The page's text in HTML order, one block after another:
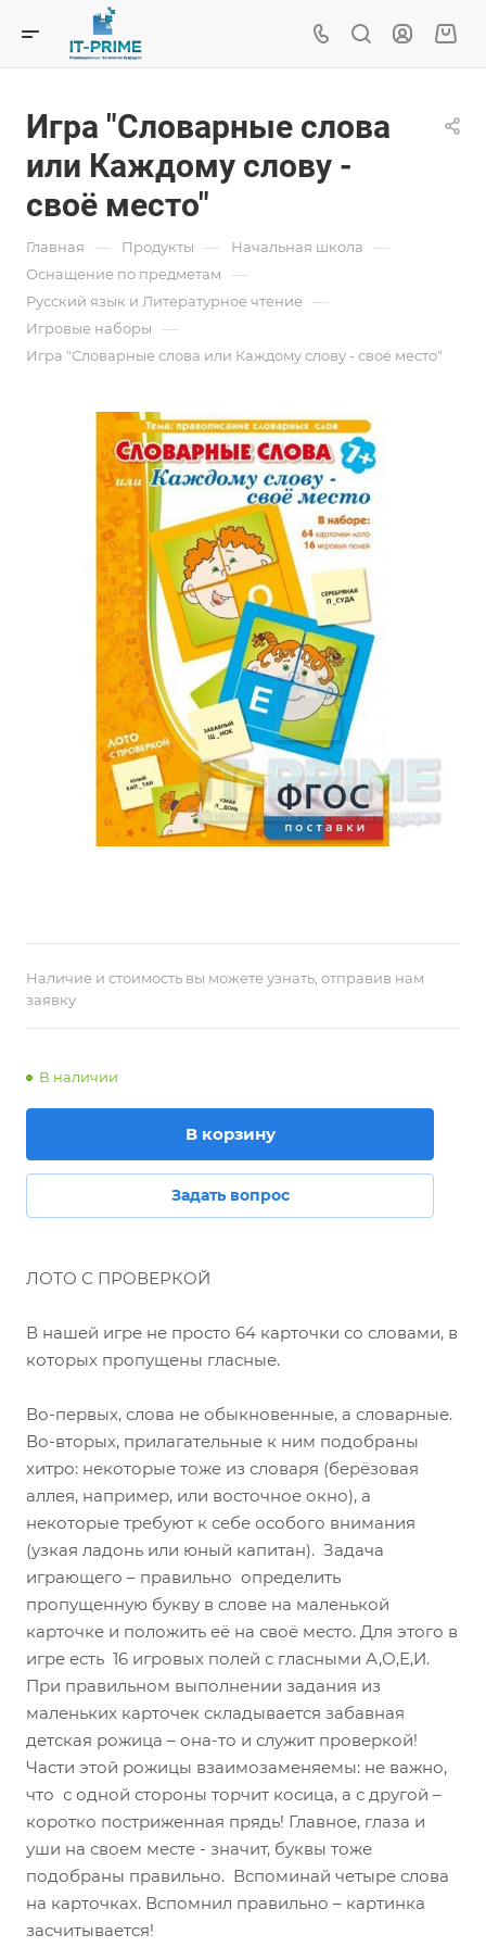
Игра "Словарные слова
или Каждому слову -
своё место"
Главная — Продукты — Начальная школа —
Оснащение по предметам —
Русский язык и Литературное чтение —
Игровые наборы —
Игра "Словарные слова или Каждому слову - своё место"
Наличие и стоимость вы можете узнать, отправив нам
заявку
В наличии
В корзину
Задать вопрос
ЛОТО С ПРОВЕРКОЙ
В нашей игре не просто 64 карточки со словами, в
которых пропущены гласные.
Во-первых, слова не обыкновенные, а словарные.
Во-вторых, прилагательные к ним подобраны
хитро: некоторые тоже из словаря (берёзовая
аллея, например, или восточное окно), а
некоторые требуют к себе особого внимания
(узкая ладонь или юный капитан). Задача
играющего – правильно определить
пропущенную букву в слове на маленькой
карточке и положить её на своё место. Для этого в
игре есть 16 игровых полей с гласными А,О,Е,И.
При правильном выполнении задания из
маленьких карточек складывается забавная
детская рожица – она-то и служит проверкой!
Части этой рожицы взаимозаменяемы: не важно,
что с одной стороны торчит косица, а с другой –
коротко постриженная прядь! Главное, глаза и
уши на своем месте - значит, буквы тоже
подобраны правильно. Вспоминай четыре слова
на карточках. Вспомнил правильно – картинка
засчитывается!